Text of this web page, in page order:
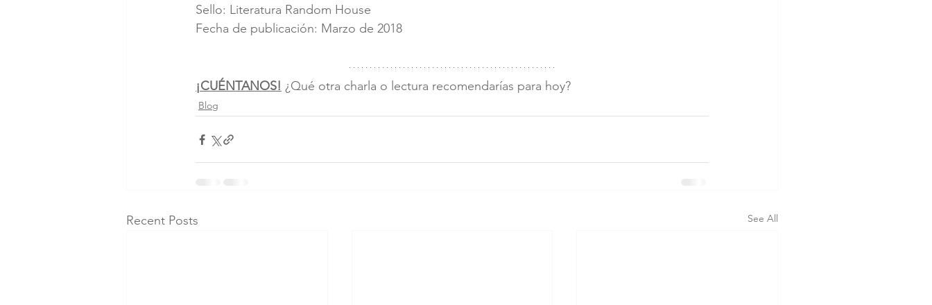
Sello: Literatura Random House
Fecha de publicación: Marzo de 2018
¡CUÉNTANOS! ¿Qué otra charla o lectura recomendarías para hoy?
Blog
Recent Posts See All